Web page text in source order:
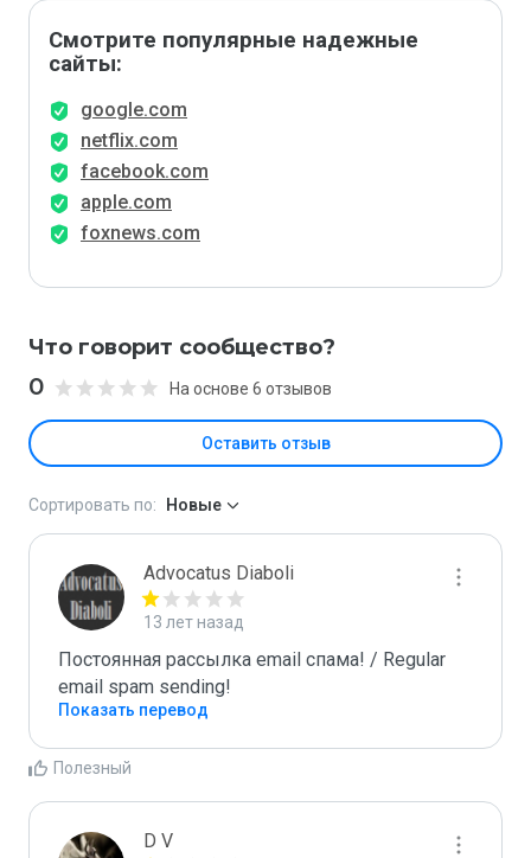
Смотрите популярные надежные
сайты:
google.com
netflix.com
facebook.com
apple.com
foxnews.com
Что говорит сообщество?
0 На основе 6 отзывов
Оставить отзыв
Сортировать по: Новые
Advocatus Diaboli
13 лет назад
Постоянная рассылка email спама! / Regular
email spam sending!
Показать перевод
Полезный
D V